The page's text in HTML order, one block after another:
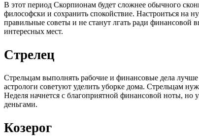
В этот период Скорпионам будет сложнее обычного
философски и сохранить спокойствие. Настроиться на
правильные советы и не станут лгать ради финансовой
интересных мест.
Стрелец
Стрельцам выполнять рабочие и финансовые дела
астрологи советуют уделить уборке дома. Стрельцам
Неделя начнется с благоприятной финансовой ноты, но
деньгами.
Козерог